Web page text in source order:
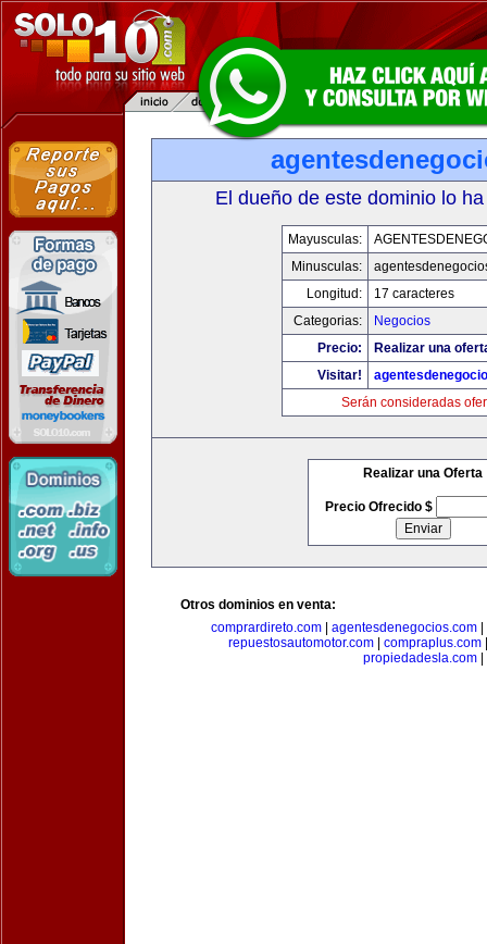
El dueño de este dominio lo
Mayusculas:
Minusculas:
Longitud:
17 caracteres
Categorias:
Negocios
Precio:
Realizar una
Visitar!
Serán consideradas
Realizar una Oferta
Precio Ofrecido $
Otros dominios en venta:
comprardireto.com| agentesdenegocios.com|
repuestosautomotor.com
compraplus.com
propiedadesla.com|